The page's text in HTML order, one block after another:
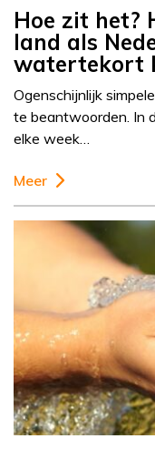
Hoe zit het?
land als
watertekort
Ogenschijnlijk
te beantwoorden. In
elke week…
Meer